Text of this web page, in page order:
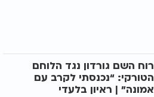
רוח השם גורדון נגד הלוחם
הטורקי: “נכנסתי לקרב עם
אמונה” | ראיון בלעדי